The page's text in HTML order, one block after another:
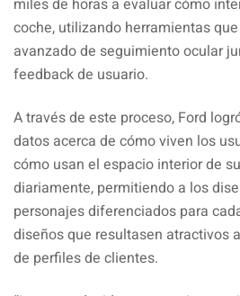
miles de horas a evaluar cómo
coche, utilizando herramientas
avanzado de seguimiento ocular
feedback de usuario.
A través de este proceso, Ford
datos acerca de cómo viven los
cómo usan el espacio interior de
diariamente, permitiendo a los
personajes diferenciados para
diseños que resultasen atractivos
de perfiles de clientes.